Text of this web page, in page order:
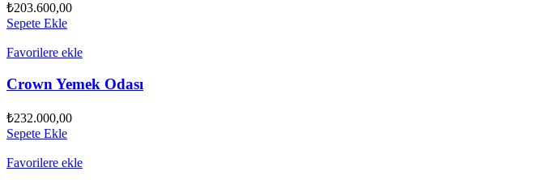
₺203.600,00
Sepete Ekle
Favorilere ekle
Crown Yemek Odası
₺232.000,00
Sepete Ekle
Favorilere ekle